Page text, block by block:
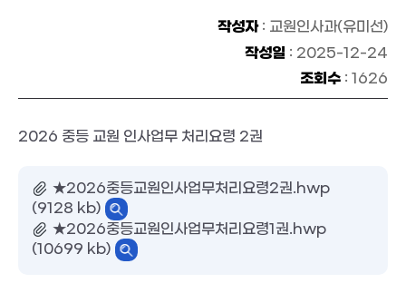
작성자: 교원인사과(유미선)
작성일 : 2025-12-24
조회수 : 1626
2026 중등 교원 인사업무 처리요령 2권
★2026중등교원인사업무처리요령2권.hwp
(9128 kb)
★2026중등교원인사업무처리요령1권.hwp
(10699 kb)